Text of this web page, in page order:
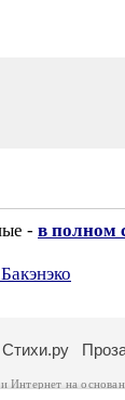
- в полном
Стихи.ру
Интернет на